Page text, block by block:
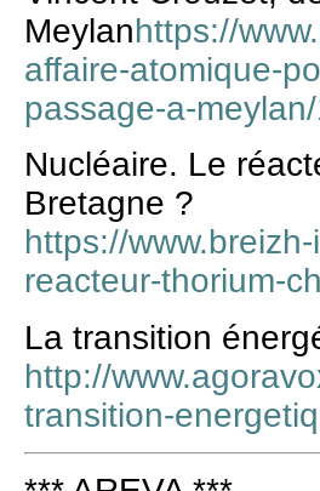
Meylanhttps://
affaire-atomique-
passage-a-
Nucléaire. Le
Bretagne ?
https://
reacteur-thorium-
La transition
http://
transition-